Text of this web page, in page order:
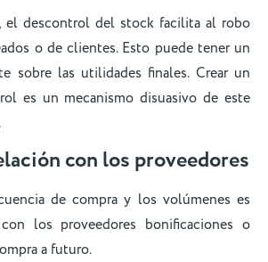
el descontrol del stock facilita al robo
o de clientes. Esto puede tener un
sobre las utilidades finales. Crear un
es un mecanismo disuasivo de este
con los proveedores
de compra y los volúmenes es
los proveedores bonificaciones o
a futuro.